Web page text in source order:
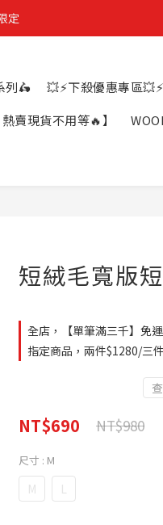
定
定
不是你在撐☂️】
定
列🛵
💥⚡下殺優惠專區💥⚡
熱賣現貨不用等🔥】
短絨毛寬版
全店，【單筆滿三千】免
指定商品，兩件$1280/三
NT$690 NT$980
尺寸 : M
M L